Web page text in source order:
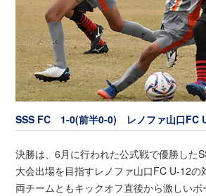
SSS FC 1-0(前半0-0) レノファ山口FC
決勝は、6月に行われた公式戦で優勝した
大会出場を目指すレノファ山口FC U-12の
両チームともキックオフ直後から激しい